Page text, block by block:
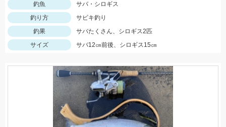
釣魚
サバ・シロギス
釣り方
サビキ釣り
釣果
サバたくさん、シロギス2匹
サイズ
サバ12㎝前後、シロギス15㎝